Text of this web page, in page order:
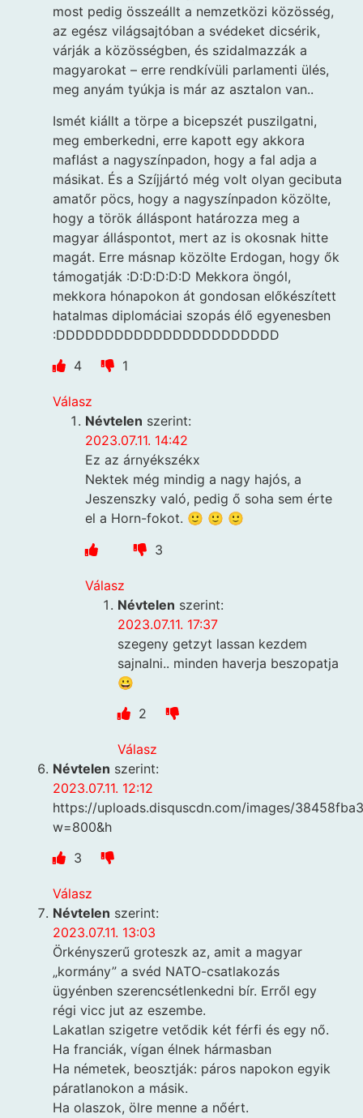
most pedig összeállt a nemzetközi közösség,
az egész világsajtóban a svédeket dicsérik,
várják a közösségben, és szidalmazzák a
magyarokat – erre rendkívüli parlamenti ülés,
meg anyám tyúkja is már az asztalon van..
Ismét kiállt a törpe a bicepszét puszilgatni,
meg emberkedni, erre kapott egy akkora
maflást a nagyszínpadon, hogy a fal adja a
másikat. És a Szíjjártó még volt olyan gecibuta
amatőr pöcs, hogy a nagyszínpadon közölte,
hogy a török álláspont határozza meg a
magyar álláspontot, mert az is okosnak hitte
magát. Erre másnap közölte Erdogan, hogy ők
támogatják :D:D:D:D:D Mekkora öngól,
mekkora hónapokon át gondosan előkészített
hatalmas diplomáciai szopás élő egyenesben
:DDDDDDDDDDDDDDDDDDDDDDD
4
1
Válasz
Névtelen szerint:
2023.07.11. 14:42
Ez az árnyékszékx
Nektek még mindig a nagy hajós, a
Jeszenszky való, pedig ő soha sem érte
el a Horn-fokot. 🙂 🙂 🙂
3
Válasz
Névtelen szerint:
2023.07.11. 17:37
szegeny getzyt lassan kezdem
sajnalni.. minden haverja beszopatja
😀
2
Válasz
Névtelen szerint:
2023.07.11. 12:12
https://uploads.disquscdn.com/images/
w=800&h
3
Válasz
Névtelen szerint:
2023.07.11. 13:03
Örkényszerű groteszk az, amit a magyar
„kormány” a svéd NATO-csatlakozás
ügyénben szerencsétlenkedni bír. Erről egy
régi vicc jut az eszembe.
Lakatlan szigetre vetődik két férfi és egy nő.
Ha franciák, vígan élnek hármasban
Ha németek, beosztják: páros napokon egyik
páratlanokon a másik.
Ha olaszok, ölre menne a nőért.